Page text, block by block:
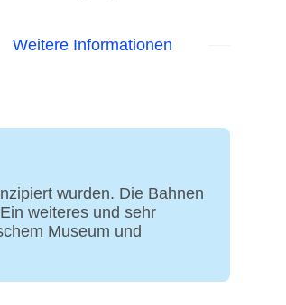
überdacht
Weitere Informationen
wurden. Die Bahnen
weiteres und sehr
Museum und